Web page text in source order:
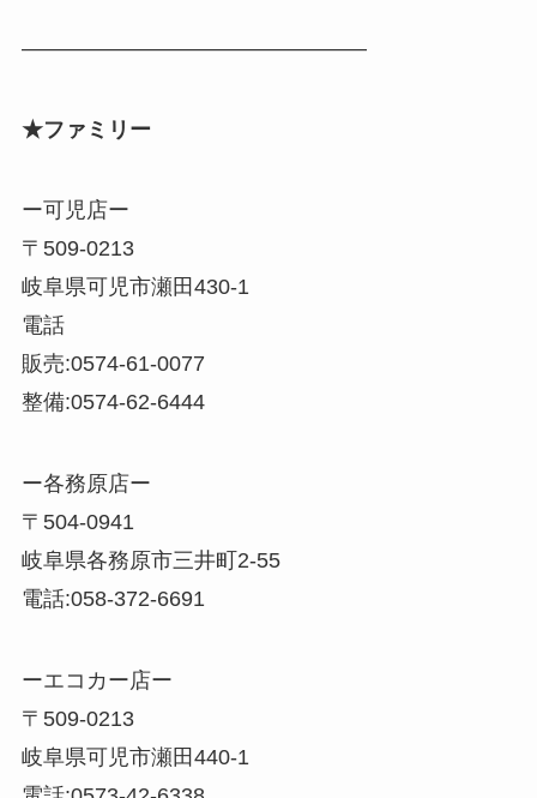
————————————————
★ファミリー
ー可児店ー
〒509-0213
岐阜県可児市瀬田430-1
電話
販売:0574-61-0077
整備:0574-62-6444
ー各務原店ー
〒504-0941
岐阜県各務原市三井町2-55
電話:058-372-6691
ーエコカー店ー
〒509-0213
岐阜県可児市瀬田440-1